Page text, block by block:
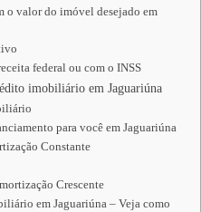
o valor do imóvel desejado em
federal ou com o INSS
imobiliário em Jaguariúna
para você em Jaguariúna
Constante
Crescente
em Jaguariúna – Veja como